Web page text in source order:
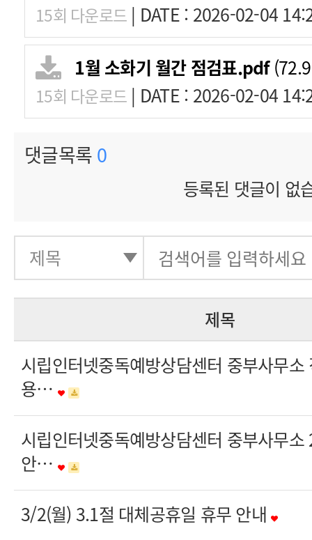
15회 다운로드 | DATE : 2026-02-04
1월 소화기 월간 점검표.pdf
15회 다운로드 | DATE : 2026-02-04
댓글목록 0
등록된 댓글이 없
제목
시립인터넷중독예방상담센터 중부사무소
용…
시립인터넷중독예방상담센터 중부사무
안…
3/2(월) 3.1절 대체공휴일 휴무 안내